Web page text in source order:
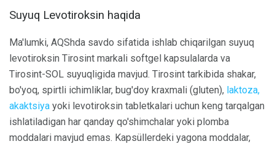
Suyuq Levotiroksin haqida
Ma'lumki, AQShda savdo sifatida ishlab chiqarilgan suyuq
levotiroksin Tirosint markali softgel kapsulalarda va
Tirosint-SOL suyuqligida mavjud. Tirosint tarkibida shakar,
bo'yoq, spirtli ichimliklar, bug'doy kraxmali (gluten), laktoza,
akaktsiya yoki levotiroksin tabletkalari uchun keng tarqalgan
ishlatiladigan har qanday qo'shimchalar yoki plomba
moddalari mavjud emas. Kapsüllerdeki yagona moddalar,